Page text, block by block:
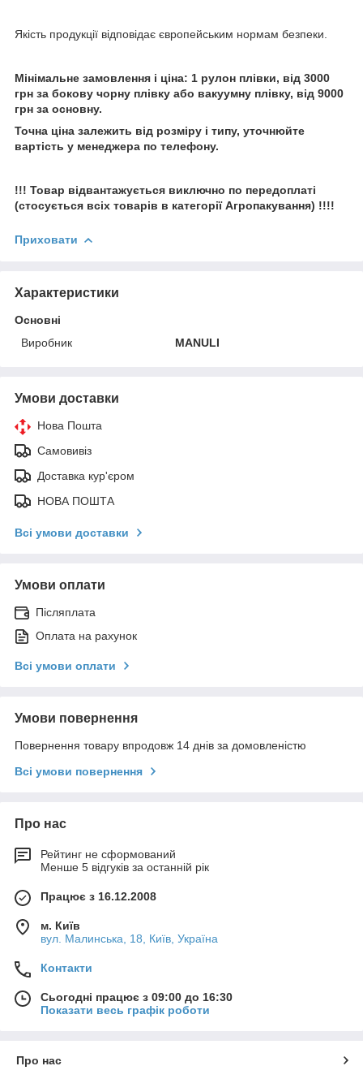
Якість продукції відповідає європейським нормам безпеки.
Мінімальне замовлення і ціна: 1 рулон плівки, від 3000
грн за бокову чорну плівку або вакуумну плівку, від 9000
грн за основну.
Точна ціна залежить від розміру і типу, уточнюйте
вартість у менеджера по телефону.
!!! Товар відвантажується виключно по передоплаті
(стосується всіх товарів в категорії Агропакування) !!!!
Приховати
Характеристики
Основні
Виробник
MANULI
Умови доставки
Нова Пошта
Самовивіз
Доставка кур'єром
НОВА ПОШТА
Всі умови доставки
Умови оплати
Післяплата
Оплата на рахунок
Всі умови оплати
Умови повернення
Повернення товару впродовж 14 днів за домовленістю
Всі умови повернення
Про нас
Рейтинг не сформований
Менше 5 відгуків за останній рік
Працює з 16.12.2008
м. Київ
вул. Малинська, 18, Київ, Україна
Контакти
Сьогодні працює з 09:00 до 16:30
Показати весь графік роботи
Про нас